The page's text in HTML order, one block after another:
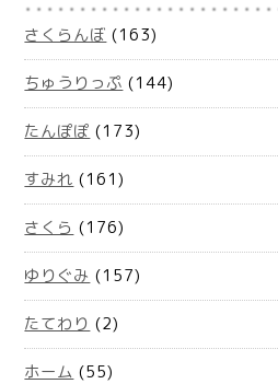
さくらんぼ (163)
ちゅうりっぷ (144)
たんぽぽ (173)
すみれ (161)
さくら (176)
ゆりぐみ (157)
たてわり (2)
ホーム (55)